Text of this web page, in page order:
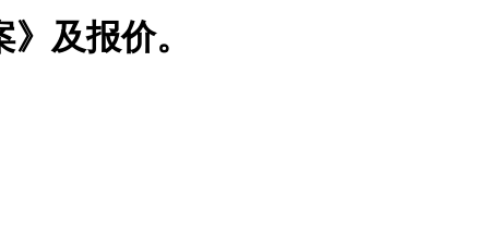
及报价。